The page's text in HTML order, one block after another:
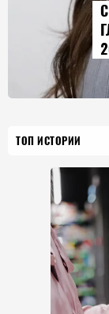
ТОП ИСТОРИИ